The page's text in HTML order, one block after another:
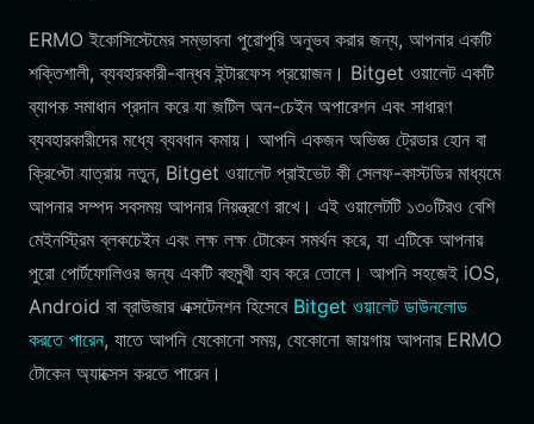
ERMO ইকোসিস্টেমের সম্ভাবনা পুরোপুরি অনুভব করার জন্য, আপনার একটি
শক্তিশালী, ব্যবহারকারী-বান্ধব ইন্টারফেস প্রয়োজন। Bitget ওয়ালেট একটি
ব্যাপক সমাধান প্রদান করে যা জটিল অন-চেইন অপারেশন এবং সাধারণ
ব্যবহারকারীদের মধ্যে ব্যবধান কমায়। আপনি একজন অভিজ্ঞ ট্রেডার হোন বা
ক্রিপ্টো যাত্রায় নতুন, Bitget ওয়ালেট প্রাইভেট কী সেলফ-কাস্টডির মাধ্যমে
আপনার সম্পদ সবসময় আপনার নিয়ন্ত্রণে রাখে। এই ওয়ালেটটি ১৩০টিরও বেশি
মেইনস্ট্রিম ব্লকচেইন এবং লক্ষ লক্ষ টোকেন সমর্থন করে, যা এটিকে আপনার
পুরো পোর্টফোলিওর জন্য একটি বহুমুখী হাব করে তোলে। আপনি সহজেই iOS,
Android বা ব্রাউজার এক্সটেনশন হিসেবে Bitget ওয়ালেট ডাউনলোড
করতে পারেন, যাতে আপনি যেকোনো সময়, যেকোনো জায়গায় আপনার ERMO
টোকেন অ্যাক্সেস করতে পারেন।